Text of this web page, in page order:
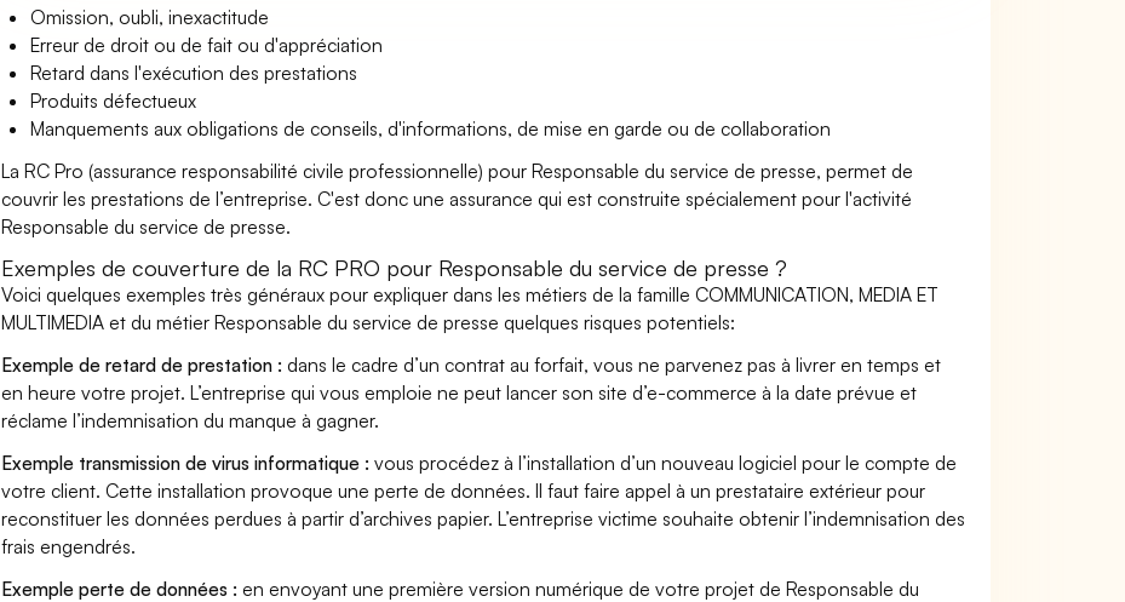
Omission, oubli, inexactitude
Erreur de droit ou de fait ou d'appréciation
Retard dans l'exécution des prestations
Produits défectueux
Manquements aux obligations de conseils, d'informations, de mise en garde ou de collaboration
La RC Pro (assurance responsabilité civile professionnelle) pour Responsable du service de presse, permet de
couvrir les prestations de l’entreprise. C'est donc une assurance qui est construite spécialement pour l'activité
Responsable du service de presse.
Exemples de couverture de la RC PRO pour Responsable du service de presse ?
Voici quelques exemples très généraux pour expliquer dans les métiers de la famille COMMUNICATION, MEDIA ET
MULTIMEDIA et du métier Responsable du service de presse quelques risques potentiels:
Exemple de retard de prestation : dans le cadre d’un contrat au forfait, vous ne parvenez pas à livrer en temps et
en heure votre projet. L’entreprise qui vous emploie ne peut lancer son site d’e-commerce à la date prévue et
réclame l’indemnisation du manque à gagner.
Exemple transmission de virus informatique : vous procédez à l’installation d’un nouveau logiciel pour le compte de
votre client. Cette installation provoque une perte de données. Il faut faire appel à un prestataire extérieur pour
reconstituer les données perdues à partir d’archives papier. L’entreprise victime souhaite obtenir l’indemnisation des
frais engendrés.
Exemple perte de données : en envoyant une première version numérique de votre projet de Responsable du